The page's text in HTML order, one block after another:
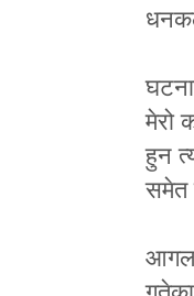
मेरो
हुन
समेत